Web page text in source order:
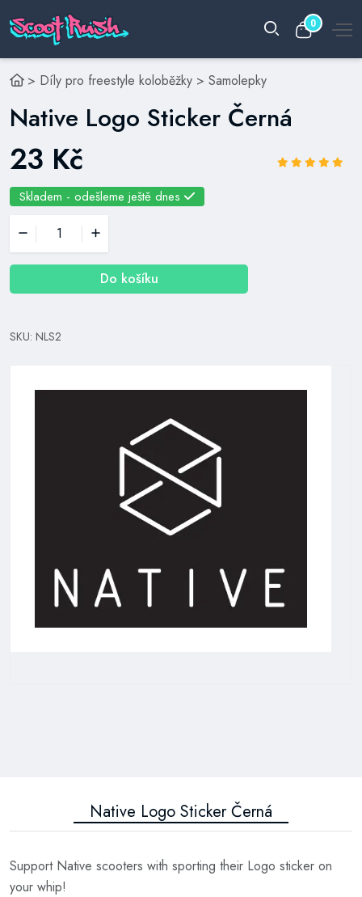
0
> Díly pro freestyle koloběžky > Samolepky
Native Logo Sticker Černá
23 Kč
Skladem - odešleme ještě dnes
Do košíku
SKU: NLS2
Native Logo Sticker Černá
Support Native scooters with sporting their Logo sticker on
your whip!